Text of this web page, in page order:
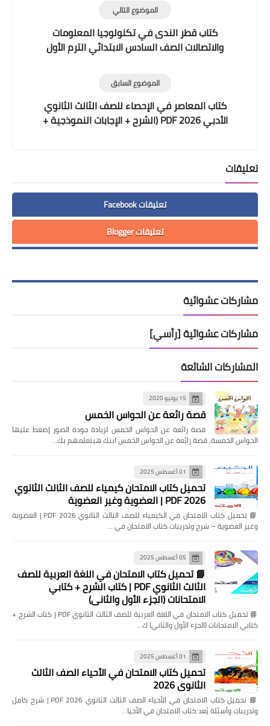
الموضوع التالي
كتاب قطر الندى في تكنولوجيا المعلومات
والاتصالات الصف السادس الابتدائي الترم الأول
الموضوع السابق
كتاب المعاصر في الإحصاء للصف الثالث الثانوي
الأدبي 2026 PDF (الشرح + الإجابات النموذجية +
تعليقات
تعليقات Facebook
تعليقات Blogger
مشاركات عشوائية
مشاركات عشوائية [رأسي]
المشاركات الشائعة
15 يونيو 2020
قصة رائعة عن الحواس الخمس
قصة رائعة عن الحواس الخمس لزيادة جودة الصور إضغط عليها
الحواس الخمسة, قصة رائعة عن الحواس الخمس ابنك هيتعلمهم بك…
01 أغسطس 2025
تحميل كتاب الامتحان كيمياء للصف الثالث الثانوي
2026 PDF | العضوية وغير العضوية
📘 تحميل كتاب الامتحان في الكيمياء للصف الثالث الثانوي 2026 PDF | العضوية
وغير العضوية – شرح وتدريبات كتاب الامتحان في …
05 أغسطس 2025
📘 تحميل كتاب الامتحان في اللغة العربية للصف
الثالث الثانوي PDF | كتاب الشرح + كتابي
الامتحانات (الجزء الأول والثاني)
📘 تحميل كتاب الامتحان في اللغة العربية للصف الثالث الثانوي PDF | كتاب الشرح +
كتابي الامتحانات (الجزء الأول والثاني) ك…
01 أغسطس 2025
تحميل كتاب الامتحان في الأحياء الصف الثالث
الثانوي 2026
📘 تحميل كتاب الامتحان في الأحياء الصف الثالث الثانوي 2026 PDF | شرح كامل
وتدريبات وأسئلة يُعد كتاب الامتحان في الأحيا…